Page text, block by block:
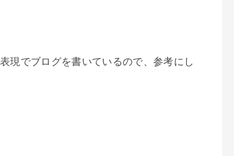
現でブログを書いているので、参考にし